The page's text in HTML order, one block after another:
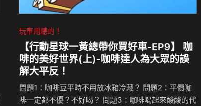
玩車用聽的！
【行動星球⼀黃總帶你買好車-EP9】 咖
啡的美好世界(上)-咖啡達人為大眾的誤
解大平反！
問題1：咖啡豆平時不用放冰箱冷藏？ 問題2：平價咖
啡一定都不優？不好喝？ 問題3：咖啡喝起來酸酸的代